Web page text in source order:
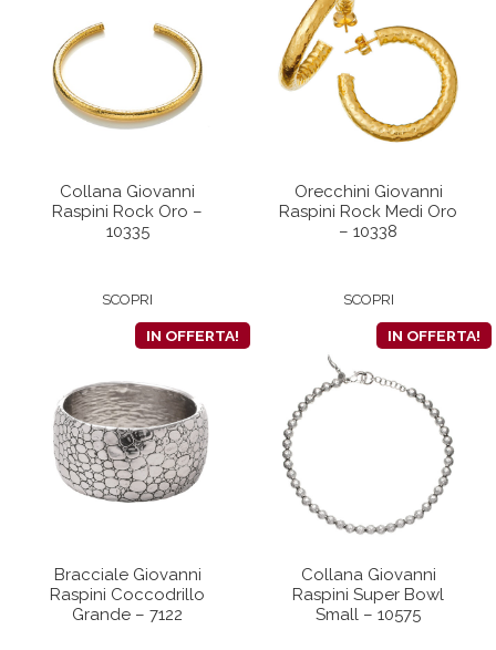
Collana Giovanni
Raspini Rock Oro –
10335
SCOPRI
Orecchini Giovanni
Raspini Rock Medi Oro
– 10338
SCOPRI
IN OFFERTA!
Bracciale Giovanni
Raspini Coccodrillo
Grande – 7122
IN OFFERTA!
Collana Giovanni
Raspini Super Bowl
Small – 10575